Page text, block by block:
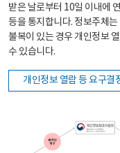
받은 날로부터 10일 이내에
등을 통지합니다. 정보주체
불복이 있는 경우 개인정보
수 있습니다.
개인정보 열람 등 요구결